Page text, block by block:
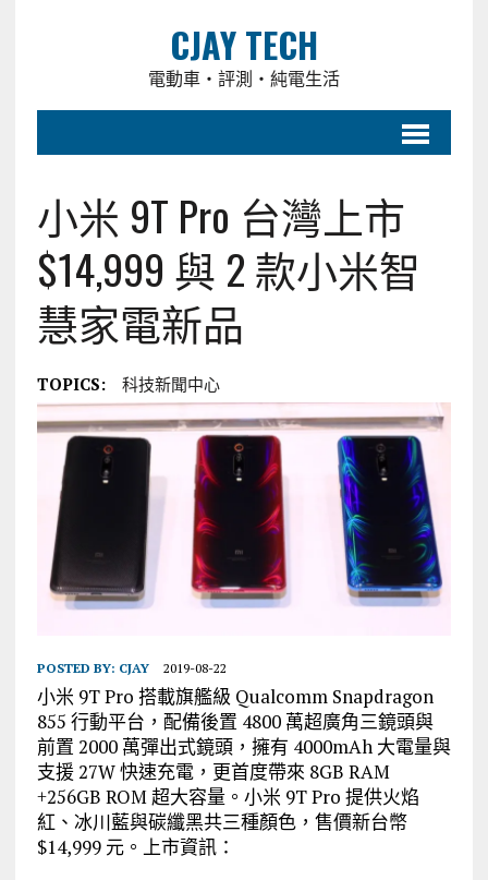
CJAY TECH
電動車・評測・純電生活
小米 9T Pro 台灣上市
$14,999 與 2 款小米智
慧家電新品
TOPICS: 科技新聞中心
POSTED BY: CJAY 2019-08-22
小米 9T Pro 搭載旗艦級 Qualcomm Snapdragon
855 行動平台，配備後置 4800 萬超廣角三鏡頭與
前置 2000 萬彈出式鏡頭，擁有 4000mAh 大電量與
支援 27W 快速充電，更首度帶來 8GB RAM
+256GB ROM 超大容量。小米 9T Pro 提供火焰
紅、冰川藍與碳纖黑共三種顏色，售價新台幣
$14,999 元。上市資訊：